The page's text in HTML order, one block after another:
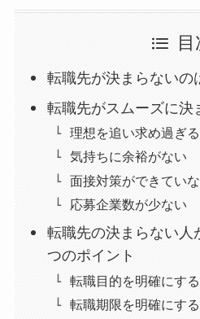
目
転職先が決まらないの
転職先がスムーズに決
理想を追い求め過ぎる
気持ちに余裕がない
面接対策ができてい
応募企業数が少ない
転職先の決まらない人
つのポイント
転職目的を明確にする
転職期限を明確にする